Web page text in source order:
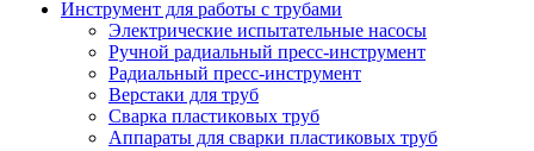
Инструмент для работы с трубами
Электрические испытательные насосы
Ручной радиальный пресс-инструмент
Радиальный пресс-инструмент
Верстаки для труб
Сварка пластиковых труб
Аппараты для сварки пластиковых труб